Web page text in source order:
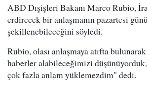
ABD Dışişleri Bakanı Marco Rubio,
erdirecek bir anlaşmanın pazartesi
şekillenebileceğini söyledi.
Rubio, olası anlaşmaya atıfta
haberler alabileceğimizi
çok fazla anlam yüklemezdim" dedi.